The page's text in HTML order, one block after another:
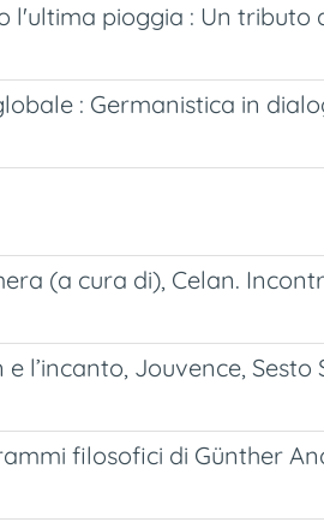
l'ultima pioggia : Un tributo
: Germanistica in
(a cura di), Celan.
l’incanto, Jouvence, Sesto
filosofici di Günther